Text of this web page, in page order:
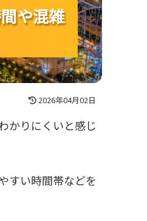
や混雑
や混雑
や混雑
2026年04月02日
かりにくいと感じ
すい時間帯などを